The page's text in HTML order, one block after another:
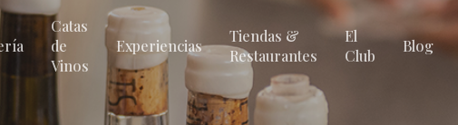
Catas
de
Vinos
Experiencias
Tiendas &
Restaurantes
El
Club
Blog